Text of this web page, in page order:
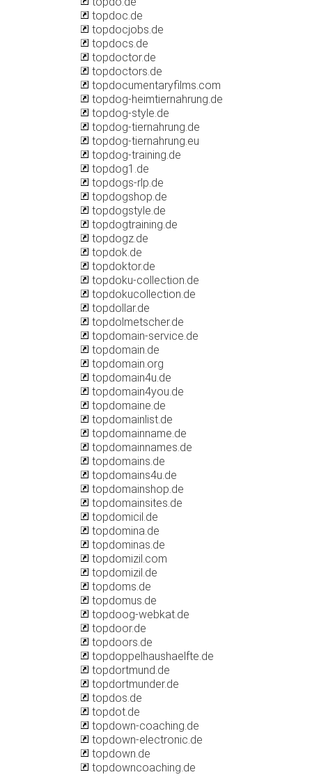
topdoc.de
topdocjobs.de
topdocs.de
topdoctor.de
topdoctors.de
topdocumentaryfilms.com
topdog-heimtiernahrung.de
topdog-style.de
topdog-tiernahrung.de
topdog-tiernahrung.eu
topdog-training.de
topdog1.de
topdogs-rlp.de
topdogshop.de
topdogstyle.de
topdogtraining.de
topdogz.de
topdok.de
topdoktor.de
topdoku-collection.de
topdokucollection.de
topdollar.de
topdolmetscher.de
topdomain-service.de
topdomain.de
topdomain.org
topdomain4u.de
topdomain4you.de
topdomaine.de
topdomainlist.de
topdomainname.de
topdomainnames.de
topdomains.de
topdomains4u.de
topdomainshop.de
topdomainsites.de
topdomicil.de
topdomina.de
topdominas.de
topdomizil.com
topdomizil.de
topdoms.de
topdomus.de
topdoog-webkat.de
topdoor.de
topdoors.de
topdoppelhaushaelfte.de
topdortmund.de
topdortmunder.de
topdos.de
topdot.de
topdown-coaching.de
topdown-electronic.de
topdown.de
topdowncoaching.de